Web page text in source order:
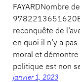
FAYARDNombre
reconquête de
en quoi il n’y a
moral et
politique est non
janvier 1, 2023